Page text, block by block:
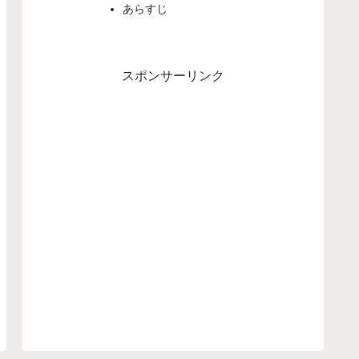
あらすじ
スポンサーリンク